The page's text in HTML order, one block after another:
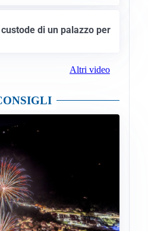
di un palazzo per
Altri video